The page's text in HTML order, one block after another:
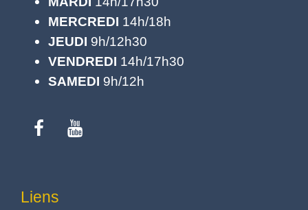
MERCREDI 14h/18h
JEUDI 9h/12h30
VENDREDI 14h/17h30
SAMEDI 9h/12h
Liens